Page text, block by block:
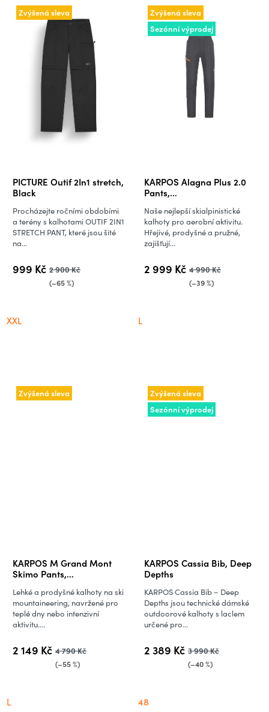
Zvýšená sleva
PICTURE Outif 2In1 stretch,
Black
999 Kč 2 900 Kč
(–65 %)
Procházejte ročními obdobími
a terény s kalhotami OUTIF 2IN1
STRETCH PANT, které jsou šité
na...
XXL
Zvýšená sleva
Sezónní výprodej
KARPOS Alagna Plus 2.0
Pants,
2 999 Kč 4 990 Kč
(–39 %)
Naše nejlepší skialpinistické
kalhoty pro aerobní aktivitu.
Hřejivé, prodyšné a pružné,
zajišťují...
L
Zvýšená sleva
KARPOS M Grand Mont
Skimo Pants,
2 149 Kč 4 790 Kč
(–55 %)
Lehké a prodyšné kalhoty na ski
mountaineering, navržené pro
teplé dny nebo intenzivní
aktivitu....
L
Zvýšená sleva
Sezónní výprodej
KARPOS Cassia Bib, Deep
Depths
2 389 Kč 3 990 Kč
(–40 %)
KARPOS Cassia Bib – Deep
Depths jsou technické dámské
outdoorové kalhoty s laclem
určené pro...
48